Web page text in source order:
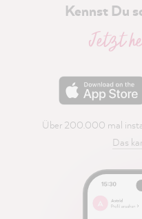
Kennst Du
Jetzt
Über 200.000 mal
Das